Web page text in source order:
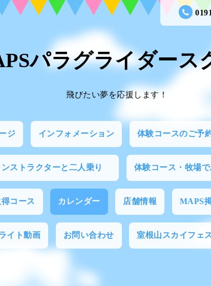
パラグライダース
飛びたい夢を応援します！
ジ インフォメーション 体験コースのご予
ンストラクターと二人乗り 体験コース・牧場
コース カレンダー 店舗情報 MAPS
イト動画 お問い合わせ 室根山スカイフェ